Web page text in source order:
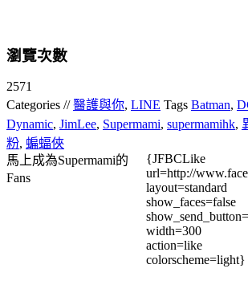
瀏覽次數
2571
Categories //醫護與你, LINE Tags Batman,
Dynamic, JimLee, Supermami, supermamihk,
粉, 蝙蝠俠
馬上成為Supermami的
Fans
{JFBCLike
url=http://
layout=standard
show_faces=false
width=300
action=like
colorscheme=light}